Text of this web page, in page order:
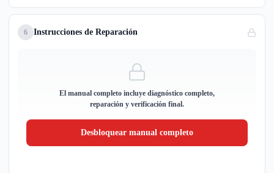
6 Instrucciones de Reparación
El manual completo incluye diagnóstico completo,
reparación y verificación final.
Desbloquear manual completo